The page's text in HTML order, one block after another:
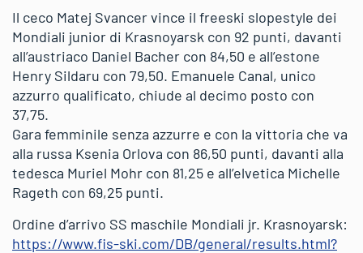
Il ceco Matej Svancer vince il freeski slopestyle dei
Mondiali junior di Krasnoyarsk con 92 punti, davanti
all’austriaco Daniel Bacher con 84,50 e all’estone
Henry Sildaru con 79,50. Emanuele Canal, unico
azzurro qualificato, chiude al decimo posto con
37,75.
Gara femminile senza azzurre e con la vittoria che va
alla russa Ksenia Orlova con 86,50 punti, davanti alla
tedesca Muriel Mohr con 81,25 e all’elvetica Michelle
Rageth con 69,25 punti.
Ordine d’arrivo SS maschile Mondiali jr. Krasnoyarsk:
https://www.fis-ski.com/DB/general/results.html?